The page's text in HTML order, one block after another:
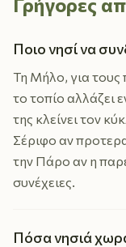
Ποιο νησί να
Τη Μήλο, για τους
το τοπίο αλλάζει
της κλείνει τον
Σέριφο αν
την Πάρο αν η
συνέχειες.
Πόσα νησιά